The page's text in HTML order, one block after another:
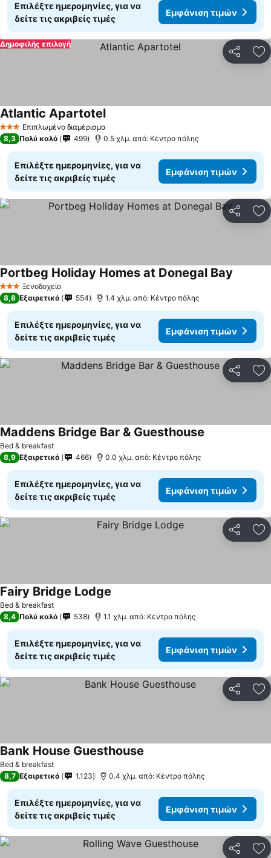
Επιλέξτε ημερομηνίες, για να
δείτε τις ακριβείς τιμές
Εμφάνιση τιμών
Δημοφιλής επιλογή
3 ΑστέριαΕπιπλωμένο διαμέρισμα
Atlantic ApartotelΕμφάνιση τιμών
8,3 Πολύ καλό 499 0.5 χλμ. από: Κέντρο πόλης
Επιλέξτε ημερομηνίες, για να
δείτε τις ακριβείς τιμές
Εμφάνιση τιμών
3 ΑστέριαΞενοδοχείο
Portbeg Holiday Homes at Donegal Bay
8,8 Εξαιρετικό 554 1.4 χλμ. από: Κέντρο πόλης
Επιλέξτε ημερομηνίες, για να
δείτε τις ακριβείς τιμές
Εμφάνιση τιμών
Bed & breakfast
Maddens Bridge Bar & Guesthouse
8,9 Εξαιρετικό 466 0.0 χλμ. από: Κέντρο πόλης
Επιλέξτε ημερομηνίες, για να
δείτε τις ακριβείς τιμές
Εμφάνιση τιμών
Bed & breakfast
Fairy Bridge Lodge
8,4 Πολύ καλό 538 1.1 χλμ. από: Κέντρο πόλης
Επιλέξτε ημερομηνίες, για να
δείτε τις ακριβείς τιμές
Εμφάνιση τιμών
Bed & breakfast
Bank House Guesthouse
8,7 Εξαιρετικό 1.123 0.4 χλμ. από: Κέντρο πόλης
Επιλέξτε ημερομηνίες, για να
δείτε τις ακριβείς τιμές
Εμφάνιση τιμών